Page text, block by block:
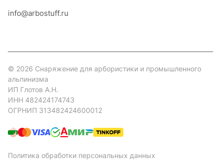
info@arbostuff.ru
© 2026 Снаряжение для арбористики и промышленного
альпинизма
ИП Глотов А.Н.
ИНН 482424174743
ОГРНИП 313482424600012
Политика обработки персональных данных